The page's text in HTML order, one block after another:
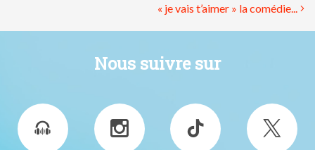
« je vais t’aimer » la comédie...
Nous suivre sur